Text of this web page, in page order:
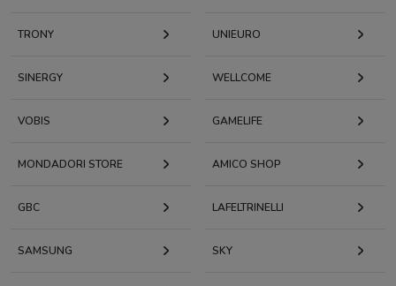
TRONY UNIEURO
SINERGY WELLCOME
VOBIS GAMELIFE
MONDADORI STORE AMICO SHOP
GBC LAFELTRINELLI
SAMSUNG SKY